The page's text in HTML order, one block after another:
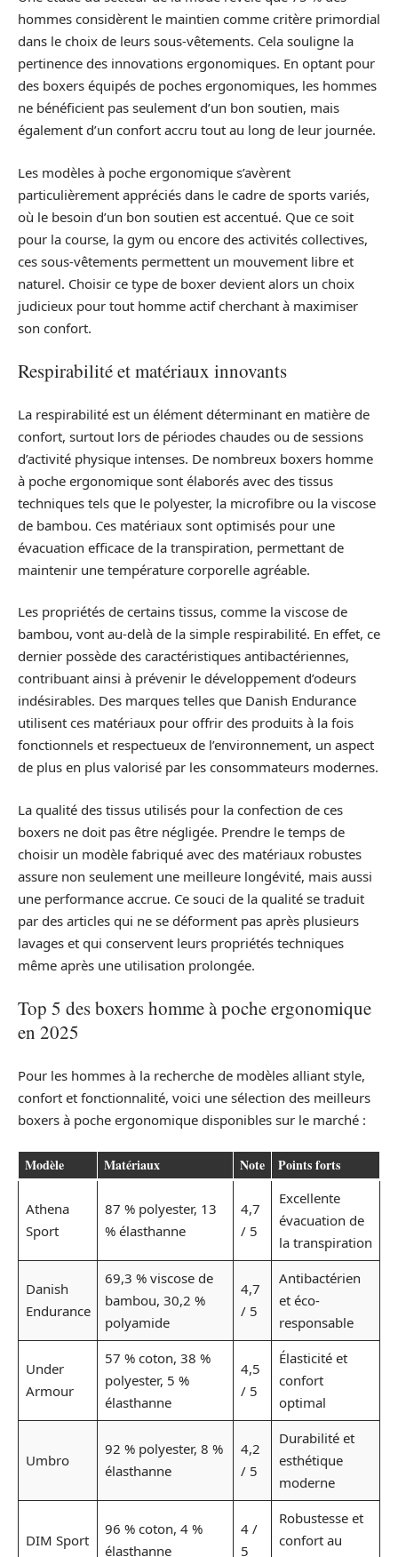
hommes considèrent le maintien comme critère primordial
dans le choix de leurs sous-vêtements. Cela souligne la
pertinence des innovations ergonomiques. En optant pour
des boxers équipés de poches ergonomiques, les hommes
ne bénéficient pas seulement d’un bon soutien, mais
également d’un confort accru tout au long de leur journée.
Les modèles à poche ergonomique s’avèrent
particulièrement appréciés dans le cadre de sports variés,
où le besoin d’un bon soutien est accentué. Que ce soit
pour la course, la gym ou encore des activités collectives,
ces sous-vêtements permettent un mouvement libre et
naturel. Choisir ce type de boxer devient alors un choix
judicieux pour tout homme actif cherchant à maximiser
son confort.
Respirabilité et matériaux innovants
La respirabilité est un élément déterminant en matière de
confort, surtout lors de périodes chaudes ou de sessions
d’activité physique intenses. De nombreux boxers homme
à poche ergonomique sont élaborés avec des tissus
techniques tels que le polyester, la microfibre ou la viscose
de bambou. Ces matériaux sont optimisés pour une
évacuation efficace de la transpiration, permettant de
maintenir une température corporelle agréable.
Les propriétés de certains tissus, comme la viscose de
bambou, vont au-delà de la simple respirabilité. En effet, ce
dernier possède des caractéristiques antibactériennes,
contribuant ainsi à prévenir le développement d’odeurs
indésirables. Des marques telles que Danish Endurance
utilisent ces matériaux pour offrir des produits à la fois
fonctionnels et respectueux de l’environnement, un aspect
de plus en plus valorisé par les consommateurs modernes.
La qualité des tissus utilisés pour la confection de ces
boxers ne doit pas être négligée. Prendre le temps de
choisir un modèle fabriqué avec des matériaux robustes
assure non seulement une meilleure longévité, mais aussi
une performance accrue. Ce souci de la qualité se traduit
par des articles qui ne se déforment pas après plusieurs
lavages et qui conservent leurs propriétés techniques
même après une utilisation prolongée.
Top 5 des boxers homme à poche ergonomique
en 2025
Pour les hommes à la recherche de modèles alliant style,
confort et fonctionnalité, voici une sélection des meilleurs
boxers à poche ergonomique disponibles sur le marché :
Modèle Matériaux Note Points forts
Athena
Sport
87 % polyester, 13
% élasthanne
4,7
/ 5
Excellente
évacuation de
la transpiration
Danish
Endurance
69,3 % viscose de
bambou, 30,2 %
polyamide
4,7
/ 5
Antibactérien
et éco-
responsable
Under
Armour
57 % coton, 38 %
polyester, 5 %
élasthanne
4,5
/ 5
Élasticité et
confort
optimal
Umbro
92 % polyester, 8 %
élasthanne
4,2
/ 5
Durabilité et
esthétique
moderne
DIM Sport
96 % coton, 4 %
élasthanne
4 /
5
Robustesse et
confort au